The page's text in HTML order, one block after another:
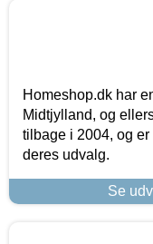
Homeshop.dk har
Midtjylland, og
tilbage i 2004, og
deres udvalg.
Se